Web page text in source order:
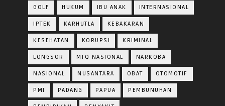
GOLF HUKUM IBU ANAK INTERNASIONAL
IPTEK KARHUTLA KEBAKARAN
KESEHATAN KORUPSI KRIMINAL
LONGSOR MTQ NASIONAL NARKOBA
NASIONAL NUSANTARA OBAT OTOMOTIF
PMI PADANG PAPUA PEMBUNUHAN